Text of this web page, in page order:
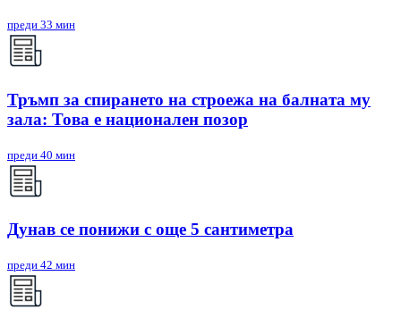
преди 33 мин
Тръмп за спирането на строежа на балната му
зала: Това е национален позор
преди 40 мин
Дунав се понижи с още 5 сантиметра
преди 42 мин